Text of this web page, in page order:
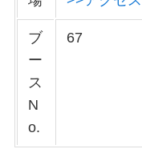
ブ
ー
ス
N
o.
67